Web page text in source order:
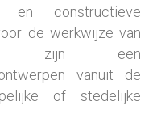
en constructieve
de werkwijze van
zijn een
vanuit de
of stedelijke